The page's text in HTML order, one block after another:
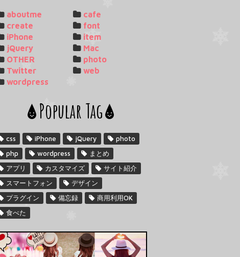
aboutme
cafe
create
font
iPhone
item
jQuery
Mac
OTHER
photo
Twitter
web
wordpress
Popular Tag
css iPhone jQuery
photo
php
wordpress
まとめ
アプリ
カスタマイズ
サイト紹介
スマートフォン
デザイン
プラグイン
備忘録
商用利用OK
食べた